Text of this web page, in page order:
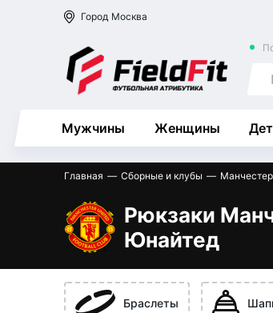
Город Москва
Мужчины Женщины
Главная Сборные и клубы
Рюкзаки
Юнайтед
Браслеты